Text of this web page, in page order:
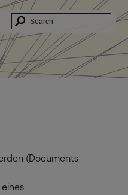
(Documents